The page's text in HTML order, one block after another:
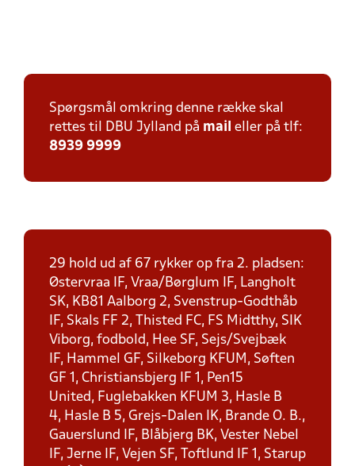
Spørgsmål omkring denne række skal
rettes til DBU Jylland på mail eller på tlf:
8939 9999
29 hold ud af 67 rykker op fra 2. pladsen:
Østervraa IF, Vraa/Børglum IF, Langholt
SK, KB81 Aalborg 2, Svenstrup-Godthåb
IF, Skals FF 2, Thisted FC, FS Midtthy, SIK
Viborg, fodbold, Hee SF, Sejs/Svejbæk
IF, Hammel GF, Silkeborg KFUM, Søften
GF 1, Christiansbjerg IF 1, Pen15
United, Fuglebakken KFUM 3, Hasle B
4, Hasle B 5, Grejs-Dalen IK, Brande O. B.,
Gauerslund IF, Blåbjerg BK, Vester Nebel
IF, Jerne IF, Vejen SF, Toftlund IF 1, Starup